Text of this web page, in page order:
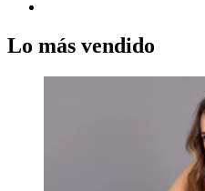
Lo más vendido